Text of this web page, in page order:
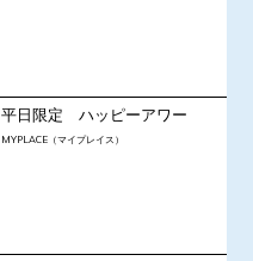
平日限定 ハッピーアワー
MYPLACE（マイプレイス）